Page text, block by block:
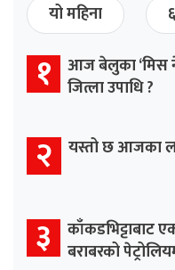
यो महिना
१ आज बेलुका ‘मिस
जित्ला उपाधि ?
२ यस्तो छ आजका
३ काँकडभिट्टाबाट
बराबरको